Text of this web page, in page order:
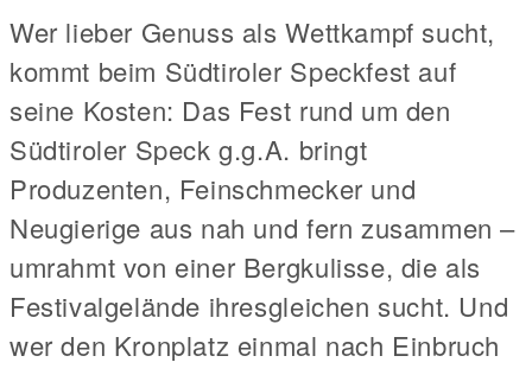
Wer lieber Genuss als Wettkampf sucht,
kommt beim Südtiroler Speckfest auf
seine Kosten: Das Fest rund um den
Südtiroler Speck g.g.A. bringt
Produzenten, Feinschmecker und
Neugierige aus nah und fern zusammen –
umrahmt von einer Bergkulisse, die als
Festivalgelände ihresgleichen sucht. Und
wer den Kronplatz einmal nach Einbruch